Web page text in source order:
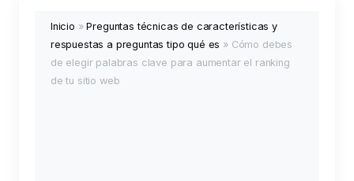
Inicio »Preguntas técnicas de características y
respuestas a preguntas tipo qué es » Cómo debes
de elegir palabras clave para aumentar el ranking
de tu sitio web